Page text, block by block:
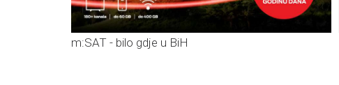
m:SAT - bilo gdje u BiH